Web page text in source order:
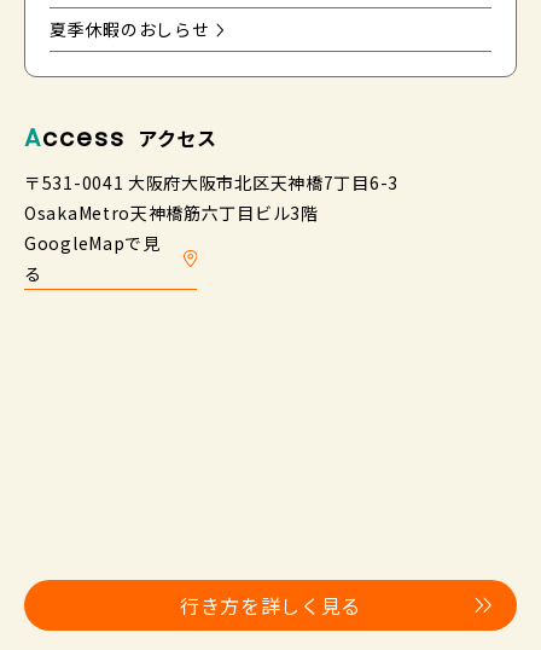
Access アクセス
〒531-0041 大阪府大阪市北区天神橋7丁目6-3
OsakaMetro天神橋筋六丁目ビル3階
GoogleMapで見
る
行き方を詳しく見る
夏季休暇のおしらせ